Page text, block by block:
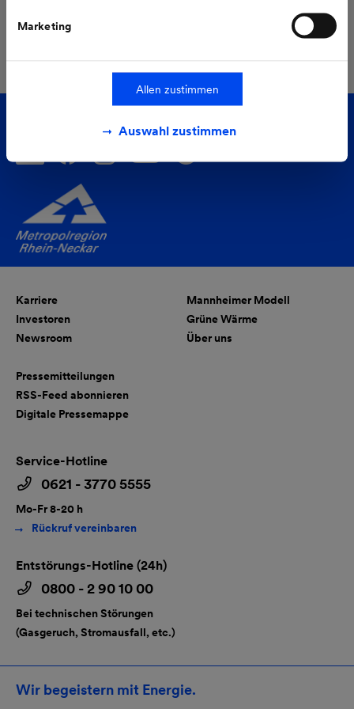
Marketing
Allen zustimmen
Auswahl zustimmen
Karriere
Investoren
Newsroom
Mannheimer Modell
Grüne Wärme
Über uns
Pressemitteilungen
RSS-Feed abonnieren
Digitale Pressemappe
Service-Hotline
0621 - 3770 5555
Mo-Fr 8-20 h
Rückruf vereinbaren
Entstörungs-Hotline (24h)
0800 - 2 90 10 00
Bei technischen Störungen
(Gasgeruch, Stromausfall, etc.)
Wir begeistern mit Energie.